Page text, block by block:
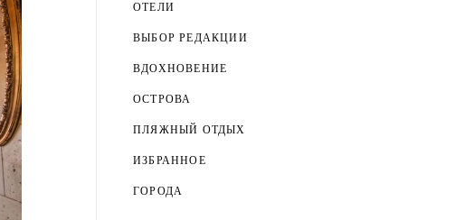
ОТЕЛИ
ВЫБОР РЕДАКЦИИ
ВДОХНОВЕНИЕ
ОСТРОВА
ПЛЯЖНЫЙ ОТДЫХ
ИЗБРАННОЕ
ГОРОДА